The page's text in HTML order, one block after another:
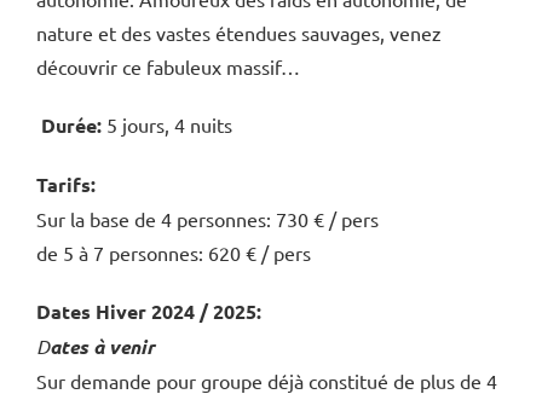
nature et des vastes étendues sauvages, venez
découvrir ce fabuleux massif…
Durée: 5 jours, 4 nuits
Tarifs:
Sur la base de 4 personnes: 730 € / pers
de 5 à 7 personnes: 620 € / pers
Dates Hiver 2024 / 2025:
Dates à venir
Sur demande pour groupe déjà constitué de plus de 4